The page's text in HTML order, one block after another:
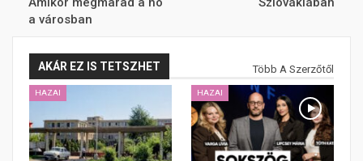
a városban
AKÁR EZ IS TETSZHET Több A Szerzőtől
HAZAI HAZAI